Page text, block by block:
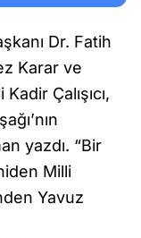
Dr. Fatih
Karar ve
Çalışıcı,
yazdı. “Bir
Milli
Yavuz